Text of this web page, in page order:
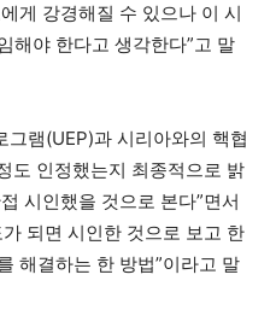
게 강경해질 수 있으나 이 시
해야 한다고 생각한다”고 말
램(UEP)과 시리아와의 핵협
도 인정했는지 최종적으로 밝
시인했을 것으로 본다”면서
되면 시인한 것으로 보고 한
해결하는 한 방법”이라고 말